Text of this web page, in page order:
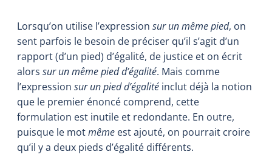
Lorsqu’on utilise l’expression sur un même pied, on
sent parfois le besoin de préciser qu’il s’agit d’un
rapport (d’un pied) d’égalité, de justice et on écrit
alors sur un même pied d’égalité. Mais comme
l’expression sur un pied d’égalité inclut déjà la notion
que le premier énoncé comprend, cette
formulation est inutile et redondante. En outre,
puisque le motmême est ajouté, on pourrait croire
qu’il y a deux pieds d’égalité différents.